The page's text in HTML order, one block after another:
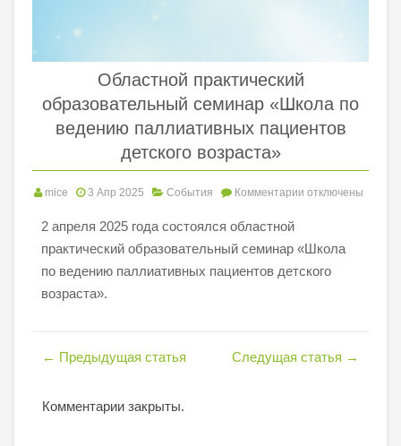
Областной практический
образовательный семинар «Школа по
ведению паллиативных пациентов
детского возраста»
mice 3 Апр 2025 События Комментарии отключены
2 апреля 2025 года состоялся областной
практический образовательный семинар «Школа
по ведению паллиативных пациентов детского
возраста».
← Предыдущая статья Следущая статья →
Комментарии закрыты.